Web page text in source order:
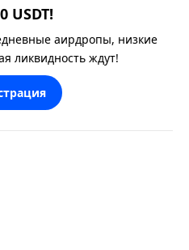
USDT!
аирдропы, низкие
ликвидность ждут!